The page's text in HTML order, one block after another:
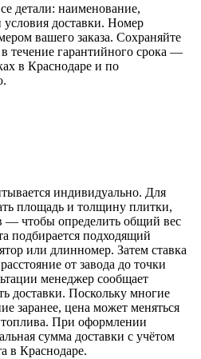
детали: наименование,
доставки. Номер
вашего заказа. Сохраняйте
течение гарантийного срока —
в Краснодаре и по
индивидуально. Для
площадь и толщину плитки,
— чтобы определить общий вес
подбирается подходящий
или длинномер. Затем ставка
от завода до точки
менеджер сообщает
доставки. Поскольку многие
заранее, цена может меняться
топлива. При оформлении
сумма доставки с учётом
в Краснодаре.